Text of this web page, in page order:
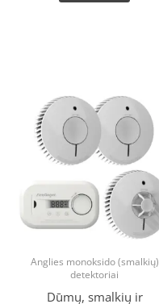
Anglies monoksido (smalkių)
detektoriai
Dūmų, smalkių ir